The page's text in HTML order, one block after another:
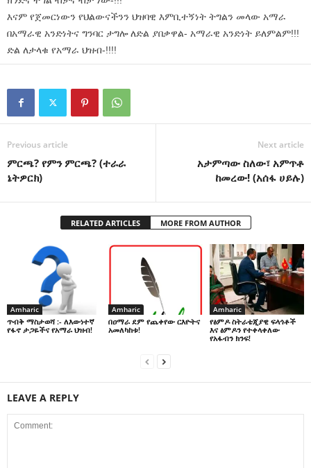
እናም የጀመርነውን የህልውናችንን ህዝባዊ እምቢተኝነት ትግልን መላው አማራ
በአማራዊ አንድነትና ግንባር ታግሎ ለድል ያበቃዋል- አማራዊ አንድነት ይለምልም!!!
ድል ለታላቁ የአማራ ህዝብ-!!!!
Previous article
ምርጫ? የምን ምርጫ? (ተራራ
ኔትዎርክ)
Next article
አታምጣው ስለው፣ አምጥቶ
ከመረው! (አሰፋ ሀይሉ)
RELATED ARTICLES MORE FROM AUTHOR
Amharic
ጥብቅ ማስታወሻ :- ለእውነተኛ
የፋኖ ታጋዬችና የአማራ ህዝብ!
Amharic
በዐማራ ደም የጨቀየው ርእዮትና
አመለካከቱ!
Amharic
የፅምዶ ስትራቴጂያዊ ፍላጎቶች
እና ፅምዶን የተቀላቀለው
የአፋብን ክንፍ!
LEAVE A REPLY